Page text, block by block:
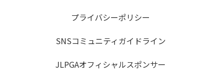
プライバシーポリシー
SNSコミュニティガイドライン
JLPGAオフィシャルスポンサー